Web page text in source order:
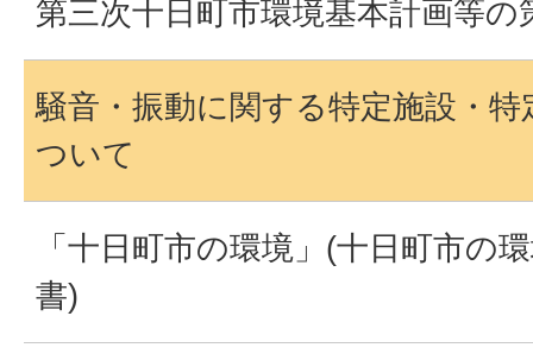
第三次十日町市環境基本計画等の
騒音・振動に関する特定施設・
ついて
「十日町市の環境」(十日町市の
書)